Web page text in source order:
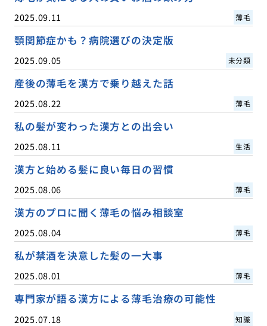
2025.09.11 薄毛
顎関節症かも？病院選びの決定版
2025.09.05 未分類
産後の薄毛を漢方で乗り越えた話
2025.08.22 薄毛
私の髪が変わった漢方との出会い
2025.08.11 生活
漢方と始める髪に良い毎日の習慣
2025.08.06 薄毛
漢方のプロに聞く薄毛の悩み相談室
2025.08.04 薄毛
私が禁酒を決意した髪の一大事
2025.08.01 薄毛
専門家が語る漢方による薄毛治療の可能性
2025.07.18 知識